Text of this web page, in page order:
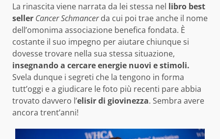
La rinascita viene narrata da lei stessa nel libro best
seller Cancer Schmancerda cui poi trae anche il nome
dell’omonima associazione benefica fondata. È
costante il suo impegno per aiutare chiunque si
dovesse trovare nella sua stessa situazione,
insegnando a cercare energie nuovi e stimoli.
Svela dunque i segreti che la tengono in forma
tutt’oggi e a giudicare le foto più recenti pare abbia
trovato davvero l’elisir di giovinezza. Sembra avere
ancora trent’anni!